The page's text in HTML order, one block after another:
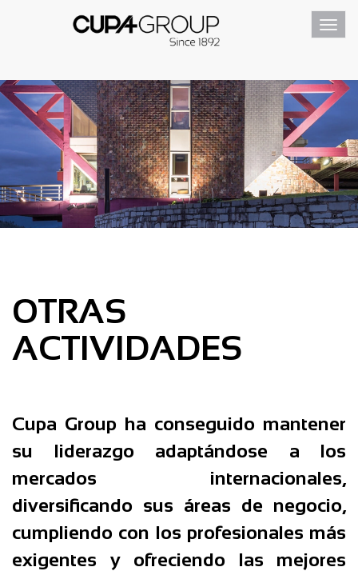
OTRAS
ACTIVIDADES
Cupa Group ha conseguido mantener
su liderazgo adaptándose a los
mercados internacionales,
diversificando sus áreas de negocio,
cumpliendo con los profesionales más
exigentes y ofreciendo las mejores